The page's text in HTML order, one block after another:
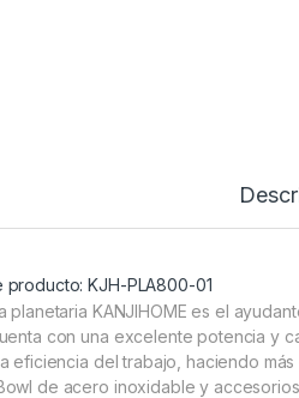
producto: KJH-PLA800-01
planetaria KANJIHOME es el
con una excelente potencia y
eficiencia del trabajo, haciendo
de acero inoxidable y